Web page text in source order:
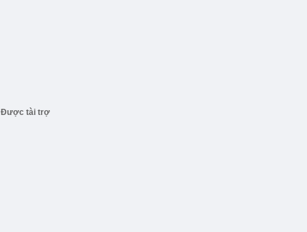
Được tài trợ